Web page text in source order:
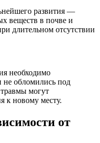
развития —
веществ в почве и
длительном отсутствии
необходимо
не обломились под
могут
к новому месту.
от